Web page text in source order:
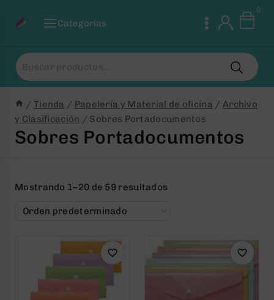
Categorias
0
Buscar
por:
/ Tienda / Papelería y Material de oficina / Archivo
y Clasificación / Sobres Portadocumentos
Sobres Portadocumentos
Mostrando 1–20 de 59 resultados